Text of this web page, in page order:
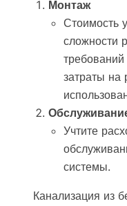
Монтаж
Стоимость
сложности
затраты на
Учтите
системы.
Канализация из